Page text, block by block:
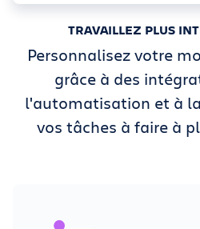
TRAVAILLEZ PLUS
Personnalisez votre
grâce à des
l'automatisation et à
vos tâches à faire à